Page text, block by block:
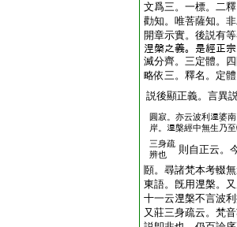
文爲三。一標。二
勸知。唯菩薩知。
開章示實。後説有
𣵀槃之義。是經正
滅分齊。三定體。
略依三。釋名。定
説後顯正義。言異
圓寂。亦云波利𣵀婆
岸。𣵀槃經中無生乃
三身疏
辨也
則自正云。
頥。尋諸梵本考輟
東語。旣用𣵀槃。
十一云𣵀槃不言波
又莊三身疏云。梵